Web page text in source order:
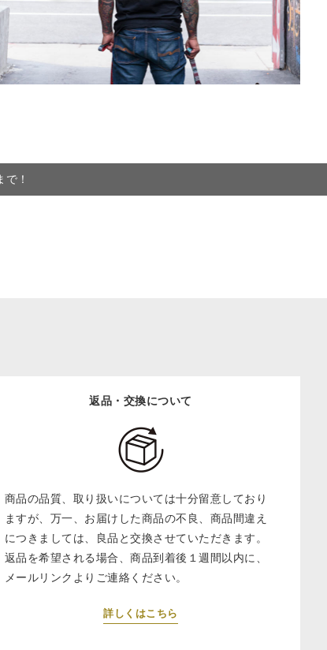
！
返品・交換について
商品の品質、取り扱いについては十分留意しており
ますが、万一、お届けした商品の不良、商品間違え
につきましては、良品と交換させていただきます。
返品を希望される場合、商品到着後１週間以内に、
メールリンクよりご連絡ください。
詳しくはこちら